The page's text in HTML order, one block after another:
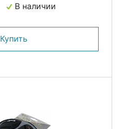
В наличии
Купить